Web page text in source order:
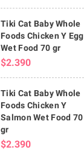
Tiki Cat Baby Whole
Foods Chicken Y Egg
Wet Food 70 gr
$2.390
Tiki Cat Baby Whole
Foods Chicken Y
Salmon Wet Food 70
gr
$2.390